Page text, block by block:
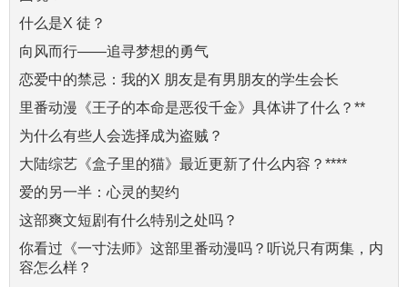
什么是X 徒？
向风而行——追寻梦想的勇气
恋爱中的禁忌：我的X 朋友是有男朋友的学生会长
里番动漫《王子的本命是恶役千金》具体讲了什么？**
为什么有些人会选择成为盗贼？
大陆综艺《盒子里的猫》最近更新了什么内容？****
爱的另一半：心灵的契约
这部爽文短剧有什么特别之处吗？
你看过《一寸法师》这部里番动漫吗？听说只有两集，内
容怎么样？